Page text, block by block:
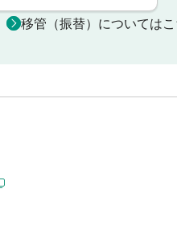
移管（振替）についてはこ